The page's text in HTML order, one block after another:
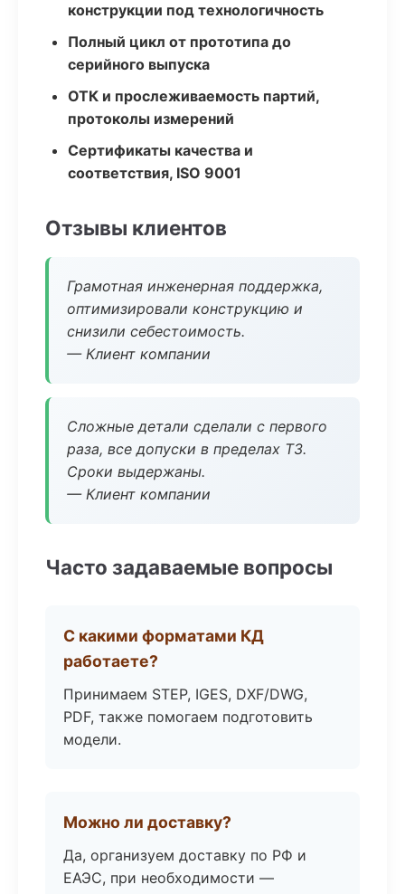
конструкции под технологичность
Полный цикл от прототипа до
серийного выпуска
ОТК и прослеживаемость партий,
протоколы измерений
Сертификаты качества и
соответствия, ISO 9001
Отзывы клиентов
Грамотная инженерная поддержка,
оптимизировали конструкцию и
снизили себестоимость.
— Клиент компании
Сложные детали сделали с первого
раза, все допуски в пределах ТЗ.
Сроки выдержаны.
— Клиент компании
Часто задаваемые вопросы
С какими форматами КД
работаете?
Принимаем STEP, IGES, DXF/DWG,
PDF, также помогаем подготовить
модели.
Можно ли доставку?
Да, организуем доставку по РФ и
ЕАЭС, при необходимости —